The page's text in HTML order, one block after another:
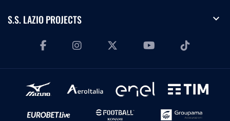
S.S. LAZIO PROJECTS expand_more